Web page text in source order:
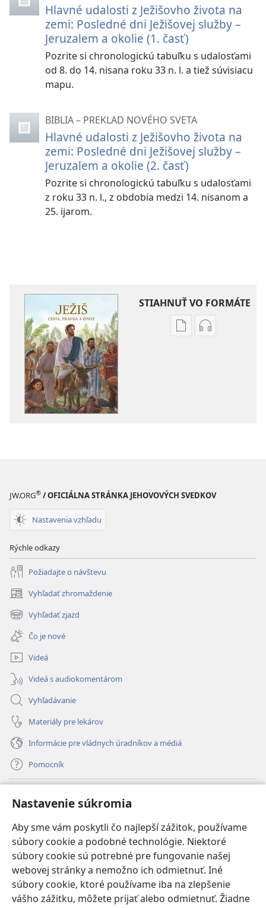
Nastavenie súkromia
Aby sme vám poskytli čo najlepší zážitok, používame
súbory cookie a podobné technológie. Niektoré
súbory cookie sú potrebné pre fungovanie našej
webovej stránky a nemožno ich odmietnuť. Iné
súbory cookie, ktoré používame iba na zlepšenie
vášho zážitku, môžete prijať alebo odmietnuť. Žiadne
Hlavné udalosti z Ježišovho života na
zemi: Posledné dni Ježišovej služby –
Jeruzalem a okolie (1. časť)
Pozrite si chronologickú tabuľku s udalosťami
od 8. do 14. nisana roku 33 n. l. a tiež súvisiacu
mapu.
BIBLIA – PREKLAD NOVÉHO SVETA
Hlavné udalosti z Ježišovho života na
zemi: Posledné dni Ježišovej služby –
Jeruzalem a okolie (2. časť)
Pozrite si chronologickú tabuľku s udalosťami
z roku 33 n. l., z obdobia medzi 14. nisanom a
25. ijarom.
STIAHNUŤ VO FORMÁTE
MožnostiMožnosti
JW.ORG® / OFICIÁLNA STRÁNKA JEHOVOVÝCH SVEDKOV
Nastavenia vzhľadu
Rýchle odkazy
Požiadajte o návštevu
Vyhľadať zhromaždenie
(otvorí
nové
okno)
Vyhľadať zjazd
(otvorí
nové
okno)
Čo je nové
Videá
Videá s audiokomentárom
Vyhľadávanie
Materiály pre lekárov
Informácie pre vládnych úradníkov a médiá
Pomocník
(otvorí
nové
okno)
INTERNETOVÁ KNIŽNICA Strážnej veže
(otvorí
nové
okno)JW Hub ®
(otvorí
nové
okno)JW Library